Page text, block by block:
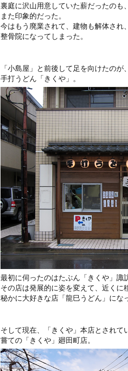
裏庭に沢山用意していた薪だったのも、
また印象的だった。
今はもう廃業されて、建物も解体され、
整骨院になってしまった。
「小島屋」と前後して足を向けたのが、
手打うどん「きくや」。
最初に伺ったのはたぶん「きくや」諏
その店は発展的に姿を変えて、近くに
秘かに大好きな店「龍巳うどん」にな
そして現在、「きくや」本店とされて
嘗ての「きくや」廻田町店。